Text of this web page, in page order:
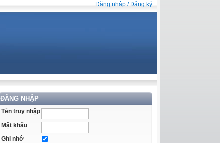
Đăng nhập / Đăng ký
ĐĂNG NHẬP
Tên truy nhập
Mật khẩu
Ghi nhớ